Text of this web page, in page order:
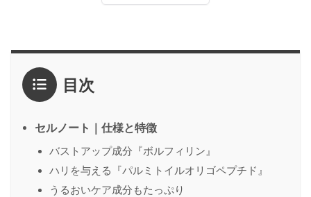
4点
3点
2点
1点
感想 * 目次
セルノート｜仕様と特徴
バストアップ成分『ボルフィリン』
ハリを与える『パルミトイルオリゴペプチド』
うるおいケア成分もたっぷり